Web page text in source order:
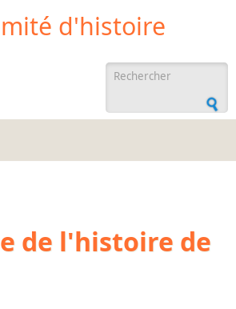
d'histoire
recherche
de l'histoire de